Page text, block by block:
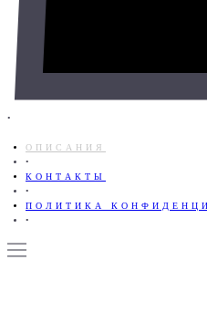
•
ОПИСАНИЯ
•
КОНТАКТЫ
•
ПОЛИТИКА
•